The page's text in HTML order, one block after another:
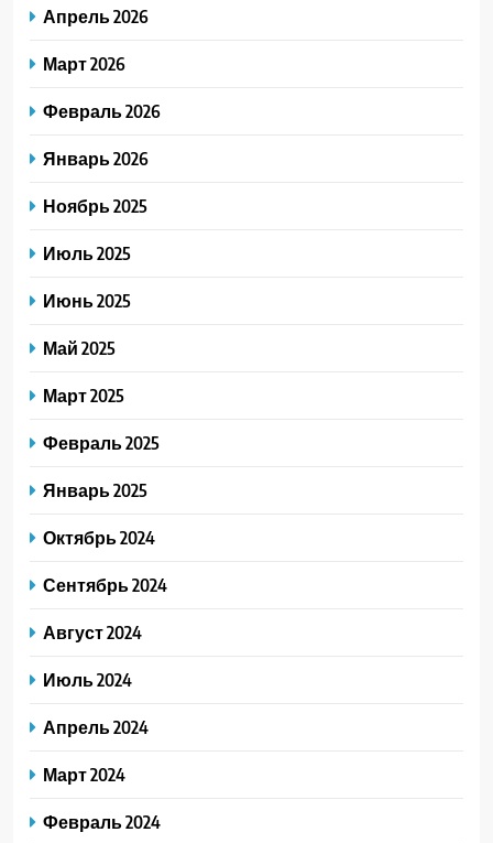
Апрель 2026
Март 2026
Февраль 2026
Январь 2026
Ноябрь 2025
Июль 2025
Июнь 2025
Май 2025
Март 2025
Февраль 2025
Январь 2025
Октябрь 2024
Сентябрь 2024
Август 2024
Июль 2024
Апрель 2024
Март 2024
Февраль 2024